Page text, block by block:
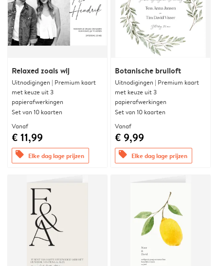
Relaxed zoals wij
Uitnodigingen | Premium kaart
met keuze uit 3
papierafwerkingen
Set van 10 kaarten
Vanaf
€ 11,99
offers Elke dag lage prijzen
Botanische bruiloft
Uitnodigingen | Premium kaart
met keuze uit 3
papierafwerkingen
Set van 10 kaarten
Vanaf
€ 9,99
offers Elke dag lage prijzen